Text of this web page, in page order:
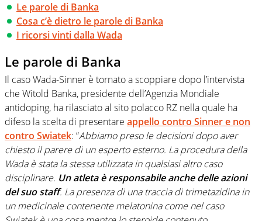
Le parole di Banka
Cosa c’è dietro le parole di Banka
I ricorsi vinti dalla Wada
Le parole di Banka
Il caso Wada-Sinner è tornato a scoppiare dopo l’intervista
che Witold Banka, presidente dell’Agenzia Mondiale
antidoping, ha rilasciato al sito polacco RZ nella quale ha
difeso la scelta di presentare appello contro Sinner e non
contro Swiatek: “Abbiamo preso le decisioni dopo aver
chiesto il parere di un esperto esterno. La procedura della
Wada è stata la stessa utilizzata in qualsiasi altro caso
disciplinare. Un atleta è responsabile anche delle azioni
del suo staff. La presenza di una traccia di trimetazidina in
un medicinale contenente melatonina come nel caso